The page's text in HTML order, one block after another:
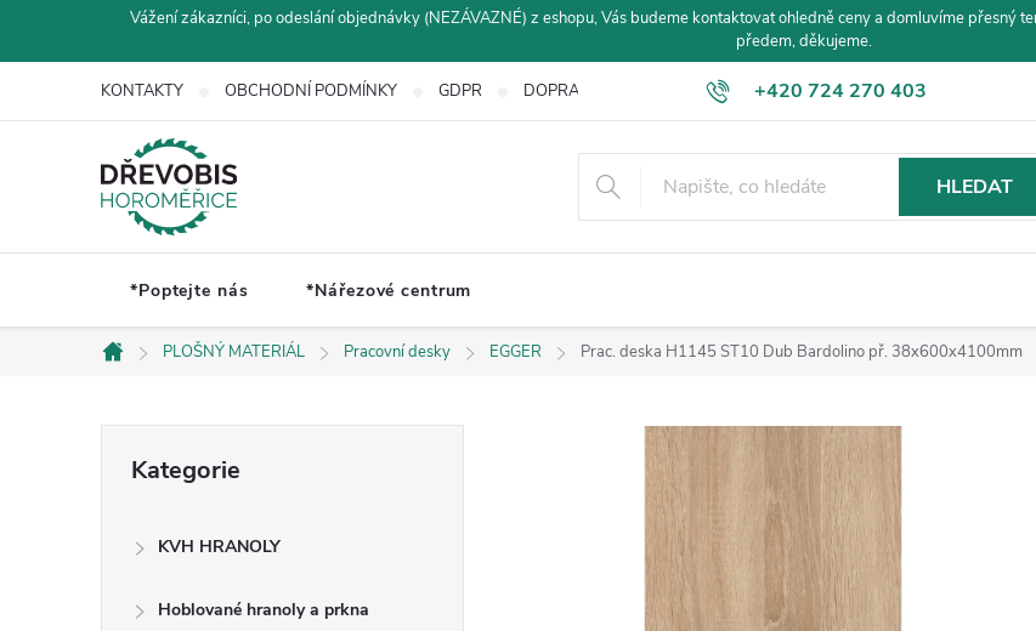
Vážení zákazníci, po odeslání objednávky (NEZÁVAZNÉ) z eshopu, Vás budeme kontaktovat ohledně ceny a domluvíme přesný
předem, děkujeme.
+420 724 270 403
KONTAKTY OBCHODNÍ PODMÍNKY GDPR DOPRAVA A PLATBA
HLEDAT
*Poptejte nás *Nářezové centrum
Domů
PLOŠNÝ MATERIÁL Pracovní desky EGGER Prac. deska H1145 ST10 Dub Bardolino př. 38x600x4100mm
kategorie
Kategorie
KVH HRANOLY
Hoblované hranoly a prkna